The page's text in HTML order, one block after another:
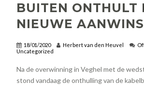
BUITEN ONTHULT
NIEUWE
18/01/2020 Herbert van den Heuvel
Uncategorized
Na de overwinning in Veghel met de
stond vandaag de onthulling van de